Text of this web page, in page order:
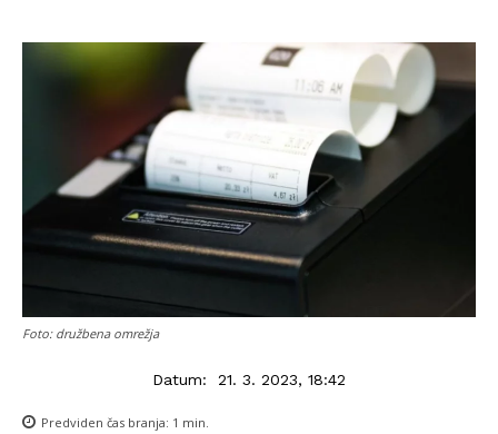
Foto: družbena omrežja
Datum: 21. 3. 2023, 18:42
Predviden čas branja: 1 min.